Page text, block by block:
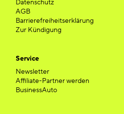
Datenschutz
AGB
Barrierefreiheitserklärung
Zur Kündigung
Service
Newsletter
Affiliate-Partner werden
BusinessAuto